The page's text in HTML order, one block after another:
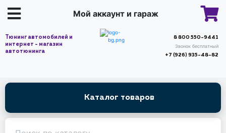
Мой аккаунт и гараж
Тюнинг автомобилей и
интернет - магазин
автотюнинга
8 800 550-9441
Звонок бесплатный
+7 (926) 935-48-82
Каталог товаров